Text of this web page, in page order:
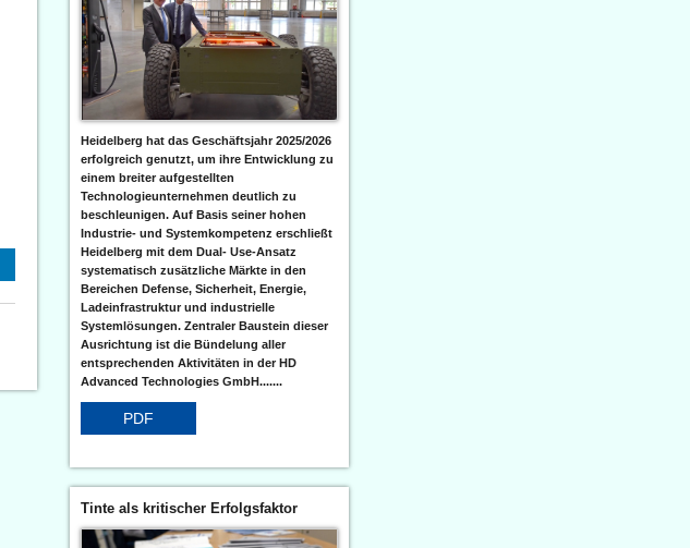
Heidelberg hat das Geschäftsjahr 2025/2026
erfolgreich genutzt, um ihre Entwicklung zu
einem breiter aufgestellten
Technologieunternehmen deutlich zu
beschleunigen. Auf Basis seiner hohen
Industrie- und Systemkompetenz erschließt
Heidelberg mit dem Dual- Use-Ansatz
systematisch zusätzliche Märkte in den
Bereichen Defense, Sicherheit, Energie,
Ladeinfrastruktur und industrielle
Systemlösungen. Zentraler Baustein dieser
Ausrichtung ist die Bündelung aller
entsprechenden Aktivitäten in der HD
Advanced Technologies GmbH.......
PDF
Tinte als kritischer Erfolgsfaktor